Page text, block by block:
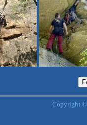
Copyright ©